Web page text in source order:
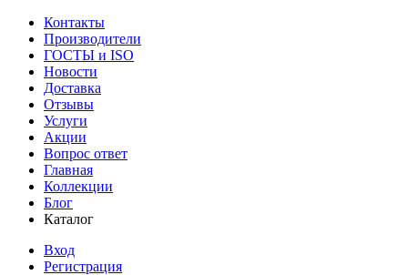
Контакты
Производители
ГОСТЫ и ISO
Новости
Доставка
Отзывы
Услуги
Акции
Вопрос ответ
Главная
Коллекции
Блог
Каталог
Вход
Регистрация